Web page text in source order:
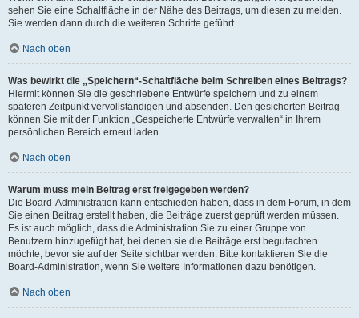
sehen Sie eine Schaltfläche in der Nähe des Beitrags, um diesen zu melden.
Sie werden dann durch die weiteren Schritte geführt.
Nach oben
Was bewirkt die „Speichern“-Schaltfläche beim Schreiben eines Beitrags?
Hiermit können Sie die geschriebene Entwürfe speichern und zu einem
späteren Zeitpunkt vervollständigen und absenden. Den gesicherten Beitrag
können Sie mit der Funktion „Gespeicherte Entwürfe verwalten“ in Ihrem
persönlichen Bereich erneut laden.
Nach oben
Warum muss mein Beitrag erst freigegeben werden?
Die Board-Administration kann entschieden haben, dass in dem Forum, in dem
Sie einen Beitrag erstellt haben, die Beiträge zuerst geprüft werden müssen.
Es ist auch möglich, dass die Administration Sie zu einer Gruppe von
Benutzern hinzugefügt hat, bei denen sie die Beiträge erst begutachten
möchte, bevor sie auf der Seite sichtbar werden. Bitte kontaktieren Sie die
Board-Administration, wenn Sie weitere Informationen dazu benötigen.
Nach oben